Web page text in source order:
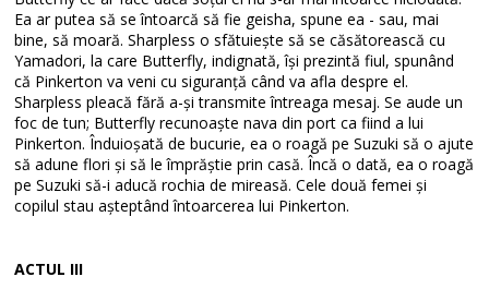
Ea ar putea să se întoarcă să fie geisha, spune ea - sau, mai
bine, să moară. Sharpless o sfătuiește să se căsătorească cu
Yamadori, la care Butterfly, indignată, își prezintă fiul, spunând
că Pinkerton va veni cu siguranță când va afla despre el.
Sharpless pleacă fără a-și transmite întreaga mesaj. Se aude un
foc de tun; Butterfly recunoaște nava din port ca fiind a lui
Pinkerton. Înduioșată de bucurie, ea o roagă pe Suzuki să o ajute
să adune flori și să le împrăștie prin casă. Încă o dată, ea o roagă
pe Suzuki să-i aducă rochia de mireasă. Cele două femei și
copilul stau așteptând întoarcerea lui Pinkerton.
ACTUL III